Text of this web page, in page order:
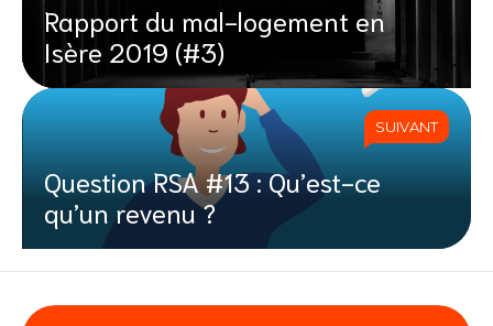
Rapport du mal-logement en
Isère 2019 (#3)
SUIVANT
Question RSA #13 : Qu’est-ce
qu’un revenu ?